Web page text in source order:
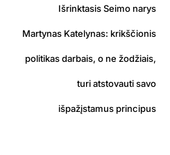
Išrinktasis Seimo narys
Martynas Katelynas: krikščionis
politikas darbais, o ne žodžiais,
turi atstovauti savo
išpažįstamus principus